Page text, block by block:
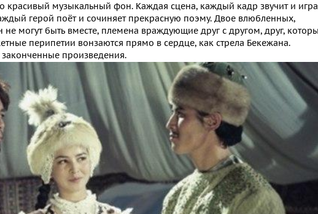
красивый музыкальный фон. Каждая сцена, каждый кадр звучит и
герой поёт и сочиняет прекрасную поэму. Двое влюбленных,
могут быть вместе, племена враждующие друг с другом, друг,
перипетии вонзаются прямо в сердце, как стрела Бекежана.
произведения.